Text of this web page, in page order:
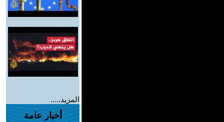
المزيد.....
أخبار عامة